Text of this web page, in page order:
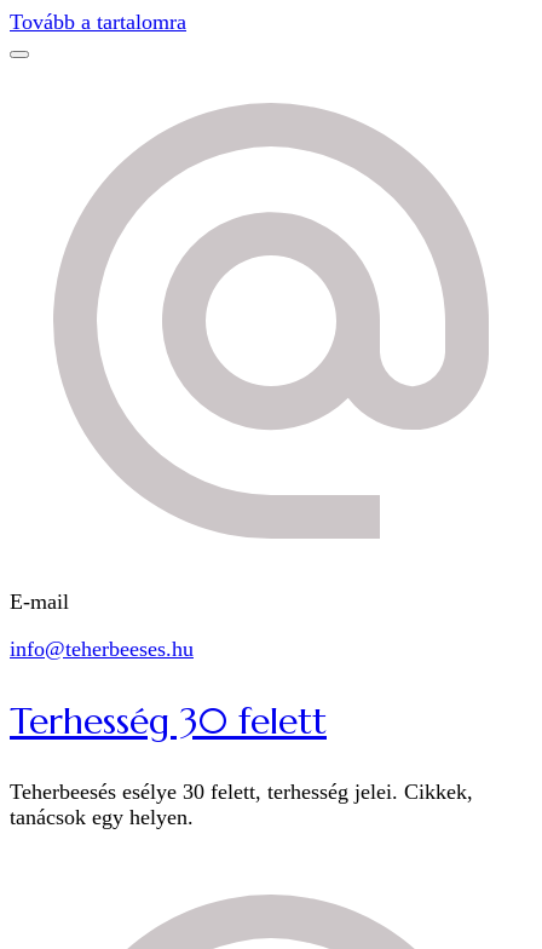
Tovább a tartalomra
E-mail
info@teherbeeses.hu
Terhesség 30 felett
Teherbeesés esélye 30 felett, terhesség jelei. Cikkek,
tanácsok egy helyen.